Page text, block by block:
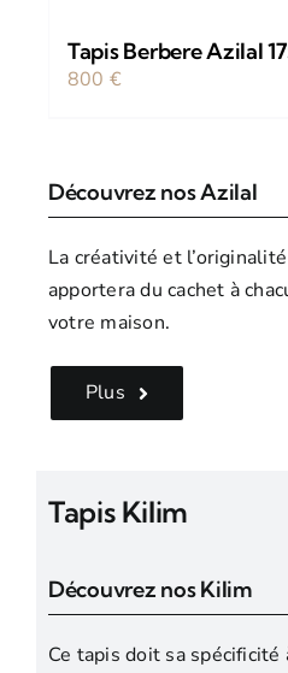
Tapis Berbere Azilal
800 €
Découvrez nos Azilal
La créativité et
apportera du cachet à
votre maison.
Plus
Tapis Kilim
Découvrez nos Kilim
Ce tapis doit sa